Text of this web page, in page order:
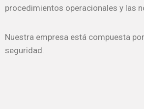
procedimientos operacionales y las
Nuestra empresa está compuesta
seguridad.